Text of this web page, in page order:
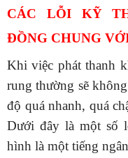
CÁC LỖI KỸ
ĐỒNG CHUNG
Khi việc phát thanh
rung thường sẽ
độ quá nhanh, quá
Dưới đây là một số
hình là một tiếng